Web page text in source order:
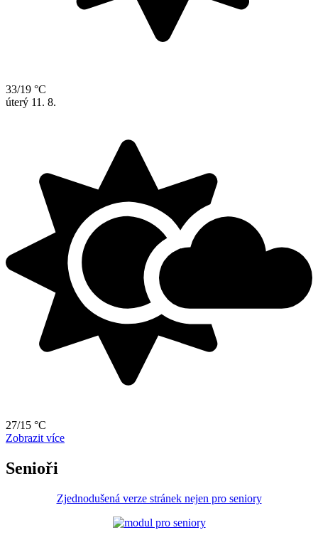
33/19 °C
úterý 11. 8.
27/15 °C
Zobrazit více
Senioři
Zjednodušená verze stránek nejen pro seniory